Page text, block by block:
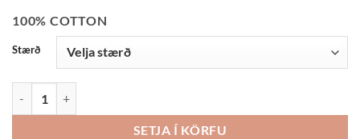
3990 KR..
100% COTTON
Stærð
SETJA Í KÖRFU